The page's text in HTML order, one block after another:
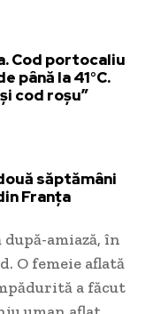
Cod portocaliu
până la 41°C.
cod roșu”
săptămâni
Franța
amiază, în
O femeie aflată
a făcut